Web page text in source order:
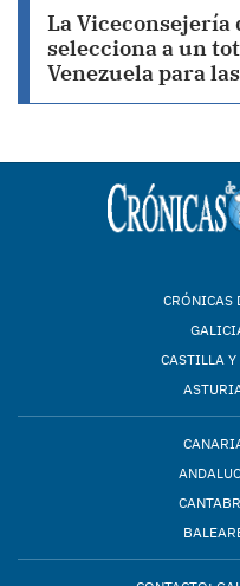
La
selecciona a un
Venezuela para
CRÓNICAS
CASTILLA Y